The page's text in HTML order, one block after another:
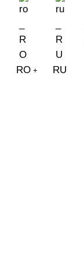
RO + RU